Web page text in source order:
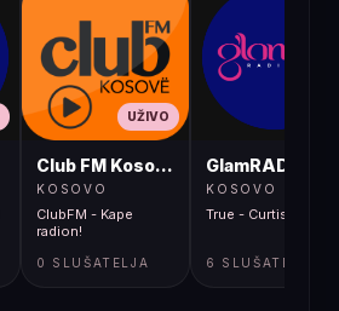
UŽIVO
Club FM Kosovë
KOSOVO
ClubFM - Kape
radion!
0 SLUŠATELJA
GlamRADIO
KOSOVO
True - Curtis Gabriel
6 SLUŠATELJA